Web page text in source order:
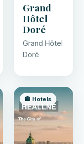
Grand
Hôtel
Doré
Grand Hôtel
Doré
🏨 Hotels